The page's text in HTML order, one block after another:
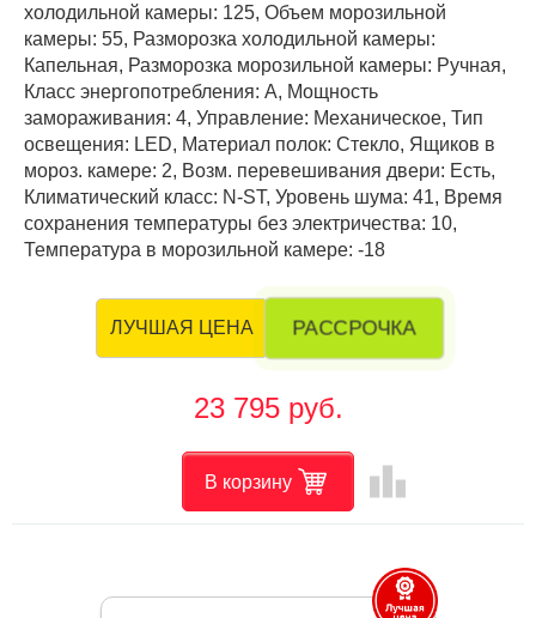
холодильной камеры: 125, Объем морозильной
камеры: 55, Разморозка холодильной камеры:
Капельная, Разморозка морозильной камеры: Ручная,
Класс энергопотребления: А, Мощность
замораживания: 4, Управление: Механическое, Тип
освещения: LED, Материал полок: Стекло, Ящиков в
мороз. камере: 2, Возм. перевешивания двери: Есть,
Климатический класс: N-ST, Уровень шума: 41, Время
сохранения температуры без электричества: 10,
Температура в морозильной камере: -18
ЛУЧШАЯ ЦЕНА РАССРОЧКА
23 795 руб.
В корзину leaderboard